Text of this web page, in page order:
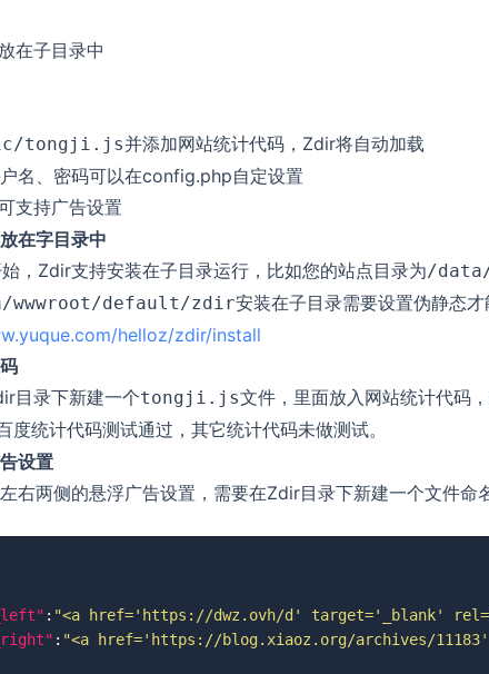
在子目录中
tongji.js并添加网站统计代码，Zdir将自动加载
名、密码可以在config.php自定设置
支持广告设置
在字目录中
，Zdir支持安装在子目录运行，比如您的站点目录为/
wwwroot/default/zdir安装在子目录需要设置伪静态
helloz/zdir/install
目录下新建一个tongji.js文件，里面放入网站统计代码
度统计代码测试通过，其它统计代码未做测试。
设置
右两侧的悬浮广告设置，需要在Zdir目录下新建一个文件命
: "<a href='https://dwz.ovh/d' target='_blank'
: "<a href='https://blog.xiaoz.org/archives/